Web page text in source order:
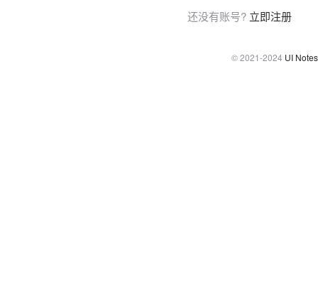
还没有账号? 立即注册
© 2021-2024 UI Notes